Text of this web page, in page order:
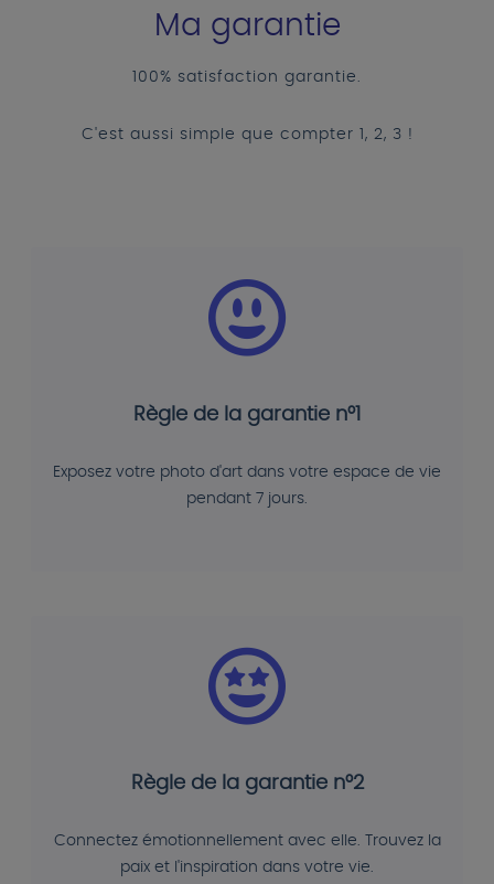
Ma garantie
100% satisfaction garantie.
C'est aussi simple que compter 1, 2, 3 !
Règle de la garantie n°1
Exposez votre photo d'art dans votre espace de vie
pendant 7 jours.
Règle de la garantie n°2
Connectez émotionnellement avec elle. Trouvez la
paix et l'inspiration dans votre vie.